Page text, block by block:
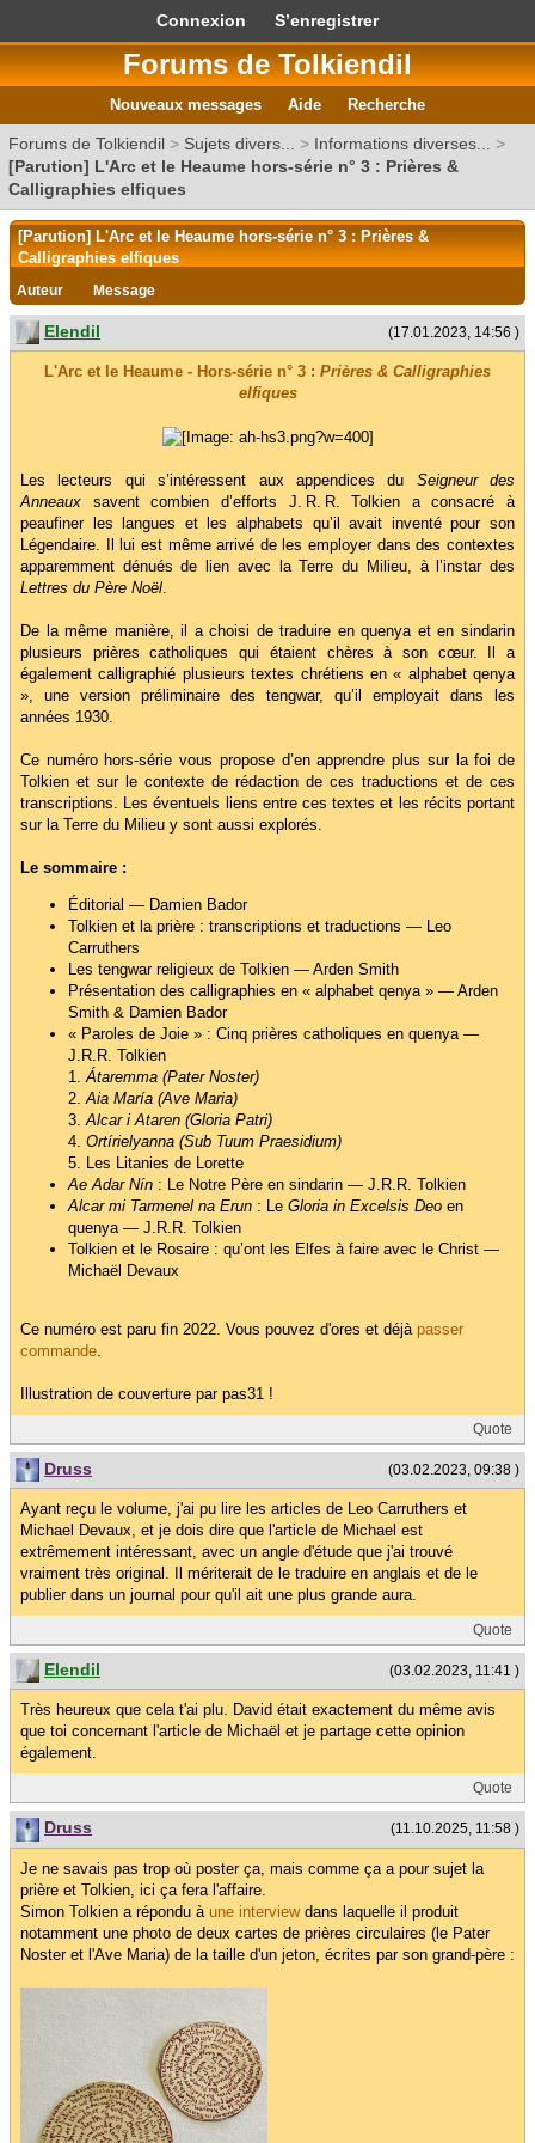
Connexion S’enregistrer
Forums de Tolkiendil
Nouveaux messages Aide Recherche
Forums de Tolkiendil > Sujets divers... > Informations diverses...
>
[Parution] L'Arc et le Heaume hors-série n° 3 : Prières &
Calligraphies elfiques
[Parution] L'Arc et le Heaume hors-série n° 3 : Prières &
Calligraphies elfiques
Auteur Message
(17.01.2023, 14:56 )
Elendil
L'Arc et le Heaume - Hors-série n° 3 : Prières & Calligraphies
elfiques
Les lecteurs qui s’intéressent aux appendices du Seigneur des
Anneaux savent combien d’efforts J. R. R. Tolkien a consacré à
peaufiner les langues et les alphabets qu’il avait inventé pour son
Légendaire. Il lui est même arrivé de les employer dans des contextes
apparemment dénués de lien avec la Terre du Milieu, à l’instar des
Lettres du Père Noël
De la même manière, il a choisi de traduire en quenya et en sindarin
plusieurs prières catholiques qui étaient chères à son cœur. Il a
également calligraphié plusieurs textes chrétiens en « alphabet qenya
», une version préliminaire des tengwar, qu’il employait dans les
années 1930.
Ce numéro hors-série vous propose d’en apprendre plus sur la foi de
Tolkien et sur le contexte de rédaction de ces traductions et de ces
transcriptions. Les éventuels liens entre ces textes et les récits portant
sur la Terre du Milieu y sont aussi explorés.
Le sommaire :
Éditorial — Damien Bador
Tolkien et la prière : transcriptions et traductions — Leo
Carruthers
Les tengwar religieux de Tolkien — Arden Smith
Présentation des calligraphies en « alphabet qenya » — Arden
Smith & Damien Bador
« Paroles de Joie » : Cinq prières catholiques en quenya —
J.R.R. Tolkien
1. Átaremma (Pater Noster)
2. Aia María (Ave Maria)
3. Alcar i Ataren (Gloria Patri)
4. Ortírielyanna (Sub Tuum Praesidium)
5. Les Litanies de Lorette
Ae Adar Nín : Le Notre Père en sindarin — J.R.R. Tolkien
Alcar mi Tarmenel na Erun : Le Gloria in Excelsis Deo en
quenya — J.R.R. Tolkien
Tolkien et le Rosaire : qu’ont les Elfes à faire avec le Christ —
Michaël Devaux
Ce numéro est paru fin 2022. Vous pouvez d'ores et déjà passer
commande
Illustration de couverture par pas31 !
Quote
(03.02.2023, 09:38 )
Druss
Ayant reçu le volume, j'ai pu lire les articles de Leo Carruthers et
Michael Devaux, et je dois dire que l'article de Michael est
extrêmement intéressant, avec un angle d'étude que j'ai trouvé
vraiment très original. Il mériterait de le traduire en anglais et de le
publier dans un journal pour qu'il ait une plus grande aura.
Quote
(03.02.2023, 11:41 )
Elendil
Très heureux que cela t'ai plu. David était exactement du même avis
que toi concernant l'article de Michaël et je partage cette opinion
également.
Quote
(11.10.2025, 11:58 )
Druss
Je ne savais pas trop où poster ça, mais comme ça a pour sujet la
prière et Tolkien, ici ça fera l'affaire.
Simon Tolkien a répondu à une interviewdans laquelle il produit
notamment une photo de deux cartes de prières circulaires (le Pater
Noster et l'Ave Maria) de la taille d'un jeton, écrites par son grand-père :